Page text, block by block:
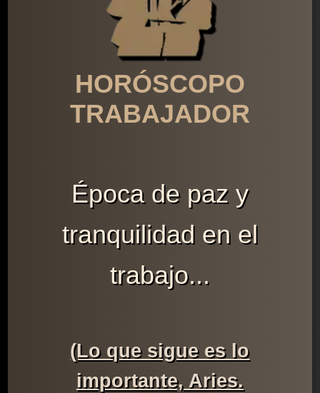
HORÓSCOPO
TRABAJADOR
Época de paz y
tranquilidad en el
trabajo...
(Lo que sigue es lo
importante, Aries.